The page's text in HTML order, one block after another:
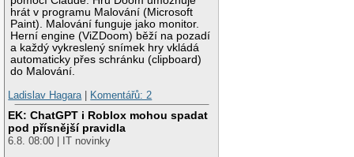
hrát v programu Malování (Microsoft
Paint). Malování funguje jako monitor.
Herní engine (ViZDoom) běží na pozadí
a každý vykreslený snímek hry vkládá
automaticky přes schránku (clipboard)
do Malování.
Ladislav Hagara
Komentářů: 2
EK: ChatGPT i Roblox mohou spadat
pod přísnější pravidla
6.8. 08:00 | IT novinky